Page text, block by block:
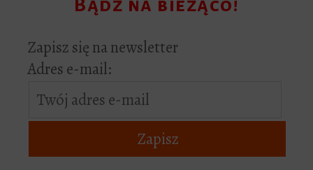
Bądź na bieżąco!
Zapisz się na newsletter
Adres e-mail: